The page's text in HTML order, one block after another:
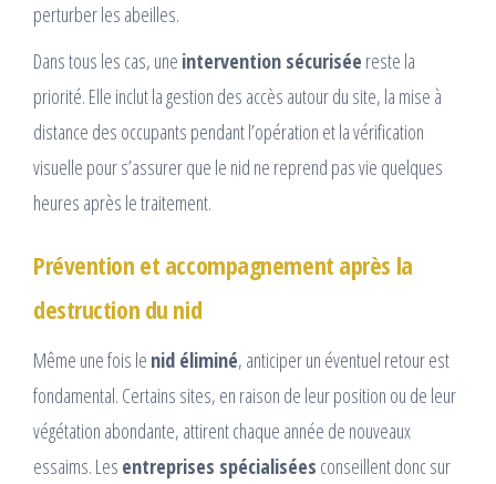
perturber les abeilles.
Dans tous les cas, une intervention sécurisée reste la
priorité. Elle inclut la gestion des accès autour du site, la mise à
distance des occupants pendant l’opération et la vérification
visuelle pour s’assurer que le nid ne reprend pas vie quelques
heures après le traitement.
Prévention et accompagnement après la
destruction du nid
Même une fois le nid éliminé, anticiper un éventuel retour est
fondamental. Certains sites, en raison de leur position ou de leur
végétation abondante, attirent chaque année de nouveaux
essaims. Les entreprises spécialisées conseillent donc sur